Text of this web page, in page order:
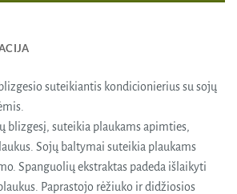
suteikiantis kondicionierius su sojų
blizgesį, suteikia plaukams apimties,
Sojų baltymai suteikia plaukams
Spanguolių ekstraktas padeda išlaikyti
Paprastojo rėžiuko ir didžiosios